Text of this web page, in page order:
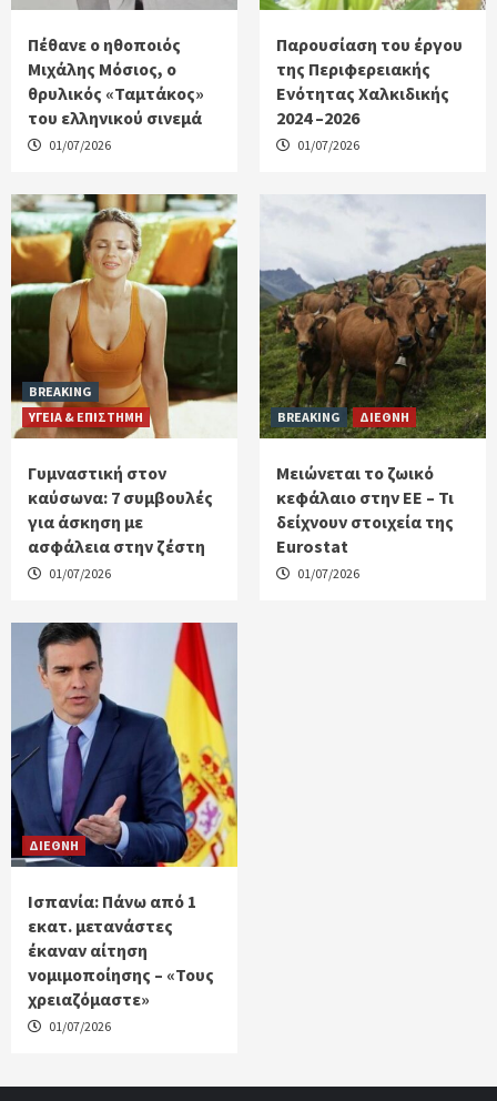
Πέθανε ο ηθοποιός
Μιχάλης Μόσιος, ο
θρυλικός «Ταμτάκος»
του ελληνικού σινεμά
01/07/2026
Παρουσίαση του έργου
της Περιφερειακής
Ενότητας Χαλκιδικής
2024 –2026
01/07/2026
BREAKING
ΥΓΕΙΑ & ΕΠΙΣΤΗΜΗ
Γυμναστική στον
καύσωνα: 7 συμβουλές
για άσκηση με
ασφάλεια στην ζέστη
01/07/2026
BREAKING ΔΙΕΘΝΗ
Μειώνεται το ζωικό
κεφάλαιο στην ΕΕ – Τι
δείχνουν στοιχεία της
Eurostat
01/07/2026
ΔΙΕΘΝΗ
Ισπανία: Πάνω από 1
εκατ. μετανάστες
έκαναν αίτηση
νομιμοποίησης – «Τους
χρειαζόμαστε»
01/07/2026